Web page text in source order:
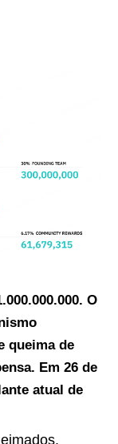
O
queima de
Em 26 de
atual de